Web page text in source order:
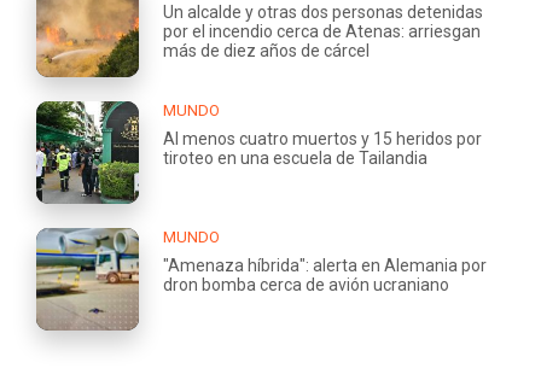
Un alcalde y otras dos personas detenidas
por el incendio cerca de Atenas: arriesgan
más de diez años de cárcel
MUNDO
Al menos cuatro muertos y 15 heridos por
tiroteo en una escuela de Tailandia
MUNDO
"Amenaza híbrida": alerta en Alemania por
dron bomba cerca de avión ucraniano